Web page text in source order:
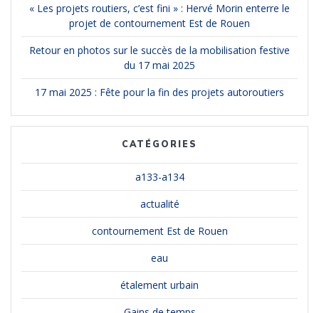
« Les projets routiers, c’est fini » : Hervé Morin enterre le
projet de contournement Est de Rouen
Retour en photos sur le succès de la mobilisation festive
du 17 mai 2025
17 mai 2025 : Fête pour la fin des projets autoroutiers
CATÉGORIES
a133-a134
actualité
contournement Est de Rouen
eau
étalement urbain